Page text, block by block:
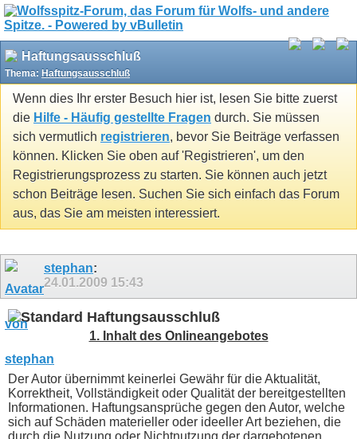
Haftungsausschluß
Thema: Haftungsausschluß
Wenn dies Ihr erster Besuch hier ist, lesen Sie bitte zuerst
die Hilfe - Häufig gestellte Fragen durch. Sie müssen
sich vermutlich registrieren, bevor Sie Beiträge verfassen
können. Klicken Sie oben auf 'Registrieren', um den
Registrierungsprozess zu starten. Sie können auch jetzt
schon Beiträge lesen. Suchen Sie sich einfach das Forum
aus, das Sie am meisten interessiert.
stephan:
24.01.2009 15:43
Haftungsausschluß
1. Inhalt des Onlineangebotes
Der Autor übernimmt keinerlei Gewähr für die Aktualität,
Korrektheit, Vollständigkeit oder Qualität der bereitgestellten
Informationen. Haftungsansprüche gegen den Autor, welche
sich auf Schäden materieller oder ideeller Art beziehen, die
durch die Nutzung oder Nichtnutzung der dargebotenen